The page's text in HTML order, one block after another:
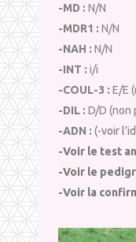
-MD : N/N
-MDR1 : N/N
-NAH : N/N
-INT : i/i
-COUL-3 : E/E
-DIL : D/D (non
-ADN : (-voir
-Voir le test
-Voir le
-Voir la